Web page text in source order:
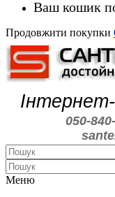
Ваш кошик
Продовжити покупки
050-
Меню